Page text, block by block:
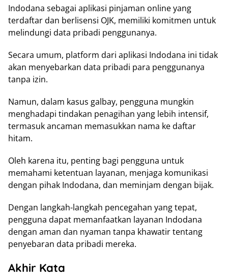
Indodana sebagai aplikasi pinjaman online yang
terdaftar dan berlisensi OJK, memiliki komitmen untuk
melindungi data pribadi penggunanya.
Secara umum, platform dari aplikasi Indodana ini tidak
akan menyebarkan data pribadi para penggunanya
tanpa izin.
Namun, dalam kasus galbay, pengguna mungkin
menghadapi tindakan penagihan yang lebih intensif,
termasuk ancaman memasukkan nama ke daftar
hitam.
Oleh karena itu, penting bagi pengguna untuk
memahami ketentuan layanan, menjaga komunikasi
dengan pihak Indodana, dan meminjam dengan bijak.
Dengan langkah-langkah pencegahan yang tepat,
pengguna dapat memanfaatkan layanan Indodana
dengan aman dan nyaman tanpa khawatir tentang
penyebaran data pribadi mereka.
Akhir Kata